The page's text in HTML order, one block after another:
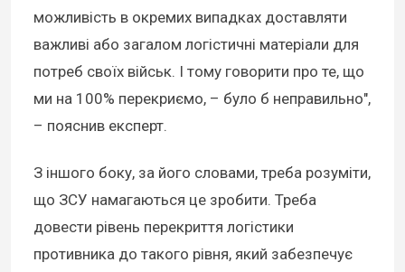
можливість в окремих випадках доставляти
важливі або загалом логістичні матеріали для
потреб своїх військ. І тому говорити про те, що
ми на 100% перекриємо, – було б неправильно",
– пояснив експерт.
З іншого боку, за його словами, треба розуміти,
що ЗСУ намагаються це зробити. Треба
довести рівень перекриття логістики
противника до такого рівня, який забезпечує